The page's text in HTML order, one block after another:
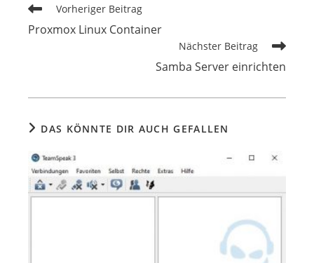
Vorheriger Beitrag
Proxmox Linux Container
Nächster Beitrag
Samba Server einrichten
DAS KÖNNTE DIR AUCH GEFALLEN